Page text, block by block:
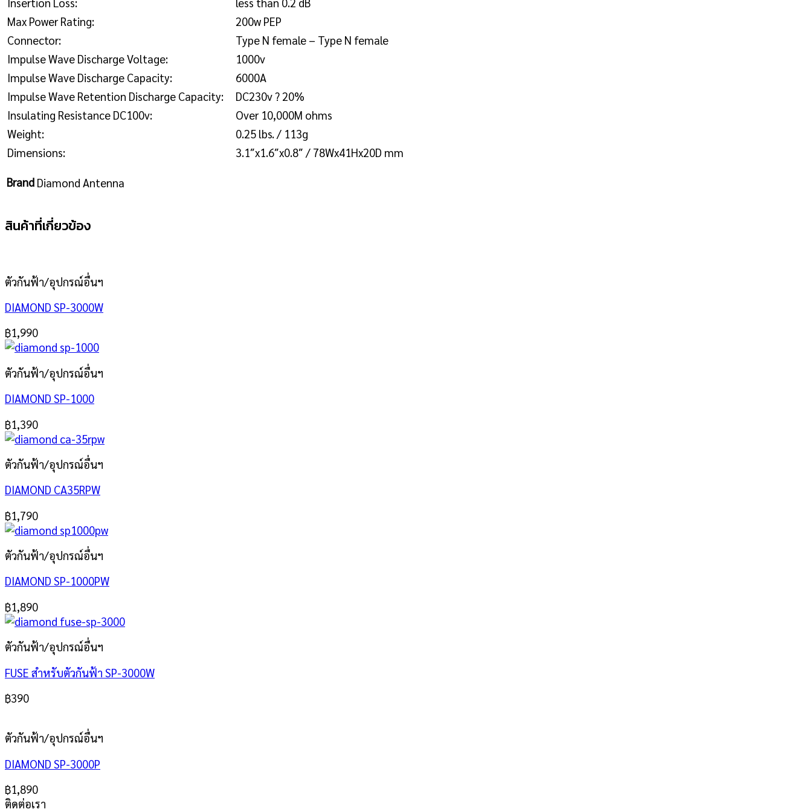
Max Power Rating:
200w PEP
Connector:
Type N female – Type N female
Impulse Wave Discharge Voltage:
1000v
Impulse Wave Discharge Capacity:
6000A
Impulse Wave Retention Discharge Capacity:
DC230v ? 20%
Insulating Resistance DC100v:
Over 10,000M ohms
Weight:
0.25 lbs. / 113g
Dimensions:
3.1″x1.6″x0.8″ / 78Wx41Hx20D mm
Brand Diamond Antenna
สินค้าที่เกี่ยวข้อง
ตัวกันฟ้า/อุปกรณ์อื่นฯ
DIAMOND SP-3000W
฿1,990
ตัวกันฟ้า/อุปกรณ์อื่นฯ
DIAMOND SP-1000
฿1,390
ตัวกันฟ้า/อุปกรณ์อื่นฯ
DIAMOND CA35RPW
฿1,790
ตัวกันฟ้า/อุปกรณ์อื่นฯ
DIAMOND SP-1000PW
฿1,890
ตัวกันฟ้า/อุปกรณ์อื่นฯ
FUSE สำหรับตัวกันฟ้า SP-3000W
฿390
ตัวกันฟ้า/อุปกรณ์อื่นฯ
DIAMOND SP-3000P
฿1,890
ติดต่อเรา